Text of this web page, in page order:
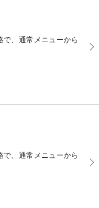
、通常メニューから
、通常メニューから